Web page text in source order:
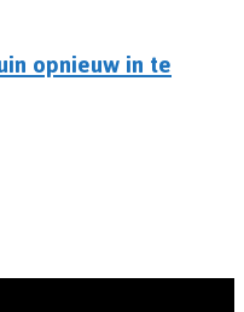
opnieuw in te